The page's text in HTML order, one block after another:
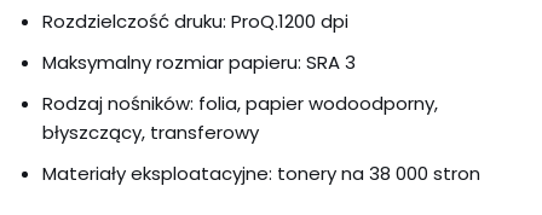
Rozdzielczość druku: ProQ.1200 dpi
Maksymalny rozmiar papieru: SRA 3
Rodzaj nośników: folia, papier wodoodporny,
błyszczący, transferowy
Materiały eksploatacyjne: tonery na 38 000 stron